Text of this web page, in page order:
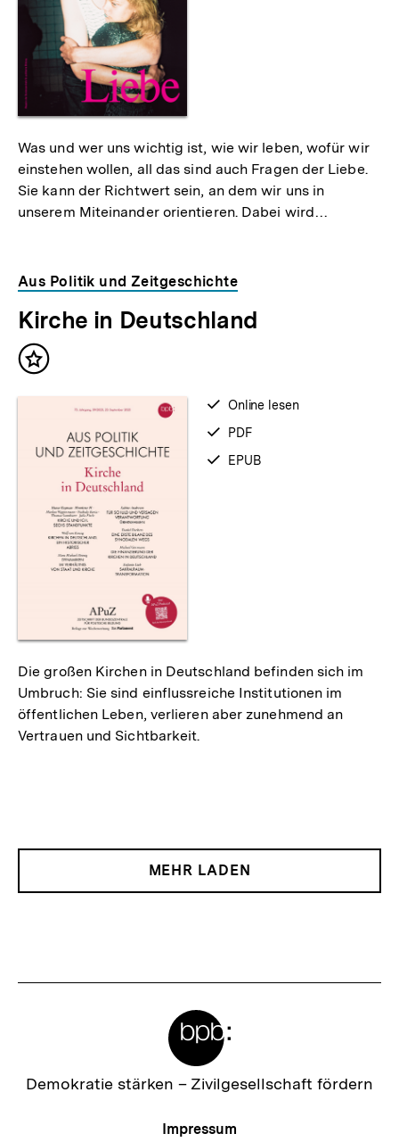
Was und wer uns wichtig ist, wie wir leben, wofür wir
einstehen wollen, all das sind auch Fragen der Liebe.
Sie kann der Richtwert sein, an dem wir uns in
unserem Miteinander orientieren. Dabei wird…
Aus Politik und Zeitgeschichte
Kirche in Deutschland
Inhalt
verfügbar
zum
Online lesen
verfügbar
als
PDF
verfügbar
EPUB
Die großen Kirchen in Deutschland befinden sich im
Umbruch: Sie sind einflussreiche Institutionen im
öffentlichen Leben, verlieren aber zunehmend an
Vertrauen und Sichtbarkeit.
MEHR LADEN
Zur
Demokratie stärken – Zivilgesellschaft fördern
Meta-
Impressum